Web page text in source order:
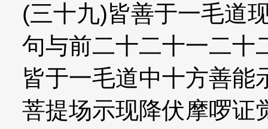
(三十九)皆善于一毛道
句与前二十二十一二十
皆于一毛道中十方善能
菩提场示现降伏摩啰证